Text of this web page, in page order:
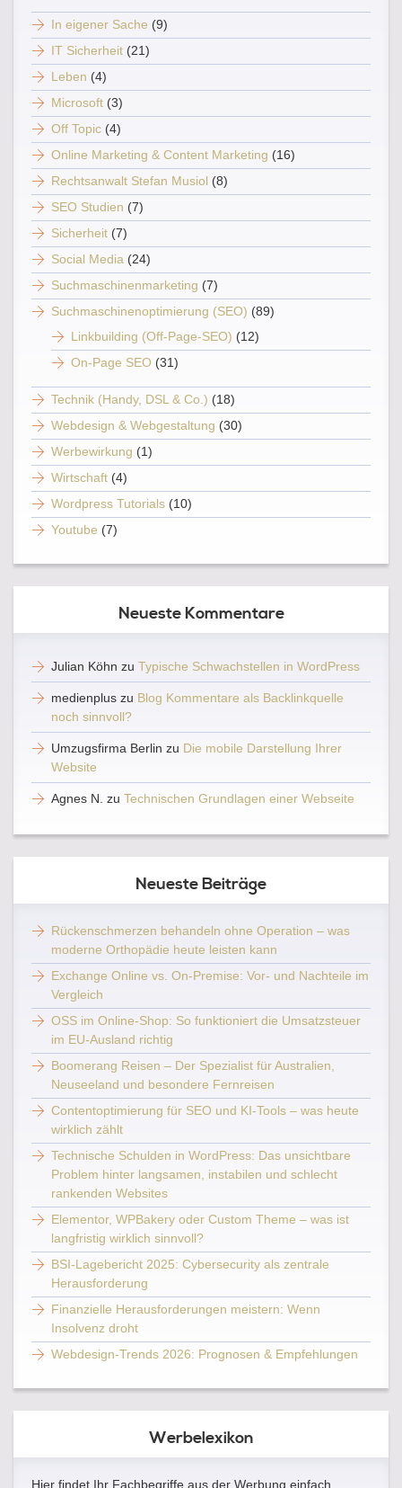
In eigener Sache (9)
IT Sicherheit (21)
Leben (4)
Microsoft (3)
Off Topic (4)
Online Marketing & Content Marketing (16)
Rechtsanwalt Stefan Musiol (8)
SEO Studien (7)
Sicherheit (7)
Social Media (24)
Suchmaschinenmarketing (7)
Suchmaschinenoptimierung (SEO) (89)
Linkbuilding (Off-Page-SEO) (12)
On-Page SEO (31)
Technik (Handy, DSL & Co.) (18)
Webdesign & Webgestaltung (30)
Werbewirkung (1)
Wirtschaft (4)
Wordpress Tutorials (10)
Youtube (7)
Neueste Kommentare
Julian Köhn zu Typische Schwachstellen in WordPress
medienplus zu Blog Kommentare als Backlinkquelle
noch sinnvoll?
Umzugsfirma Berlin zu Die mobile Darstellung Ihrer
Website
Agnes N. zu Technischen Grundlagen einer Webseite
Neueste Beiträge
Rückenschmerzen behandeln ohne Operation – was
moderne Orthopädie heute leisten kann
Exchange Online vs. On-Premise: Vor- und Nachteile im
Vergleich
OSS im Online-Shop: So funktioniert die Umsatzsteuer
im EU-Ausland richtig
Boomerang Reisen – Der Spezialist für Australien,
Neuseeland und besondere Fernreisen
Contentoptimierung für SEO und KI-Tools – was heute
wirklich zählt
Technische Schulden in WordPress: Das unsichtbare
Problem hinter langsamen, instabilen und schlecht
rankenden Websites
Elementor, WPBakery oder Custom Theme – was ist
langfristig wirklich sinnvoll?
BSI-Lagebericht 2025: Cybersecurity als zentrale
Herausforderung
Finanzielle Herausforderungen meistern: Wenn
Insolvenz droht
Webdesign-Trends 2026: Prognosen & Empfehlungen
Werbelexikon
Hier findet Ihr Fachbegriffe aus der Werbung einfach